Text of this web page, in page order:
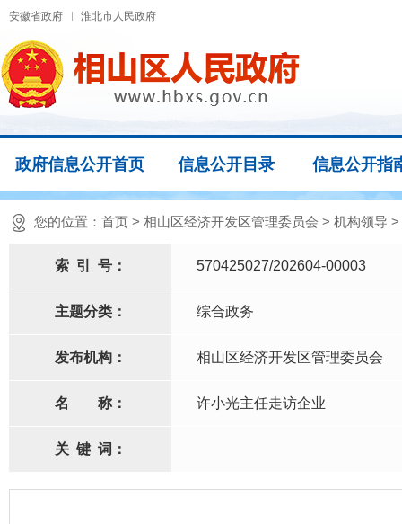
安徽省政府 淮北市人民政府
政府信息公开首页 信息公开目录 信息公开指
您的位置： 首页 > 相山区经济开发区管理委员会 > 机构领导 >
索 引 号： 570425027/202604-00003
主题分类： 综合政务
发布机构： 相山区经济开发区管理委员会
名 称： 许小光主任走访企业
关 键 词：